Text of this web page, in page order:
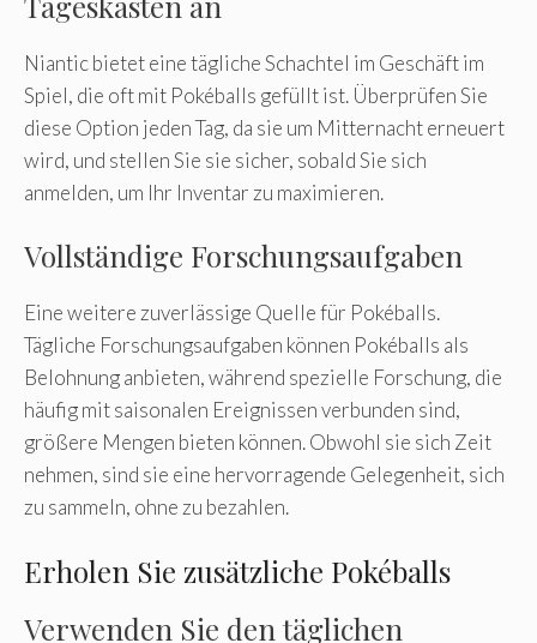
Niantic bietet eine tägliche Schachtel im Geschäft im
Spiel, die oft mit Pokéballs gefüllt ist. Überprüfen Sie
diese Option jeden Tag, da sie um Mitternacht erneuert
wird, und stellen Sie sie sicher, sobald Sie sich
anmelden, um Ihr Inventar zu maximieren.
Vollständige Forschungsaufgaben
Eine weitere zuverlässige Quelle für Pokéballs.
Tägliche Forschungsaufgaben können Pokéballs als
Belohnung anbieten, während spezielle Forschung, die
häufig mit saisonalen Ereignissen verbunden sind,
größere Mengen bieten können. Obwohl sie sich Zeit
nehmen, sind sie eine hervorragende Gelegenheit, sich
zu sammeln, ohne zu bezahlen.
Erholen Sie zusätzliche Pokéballs
Verwenden Sie den täglichen